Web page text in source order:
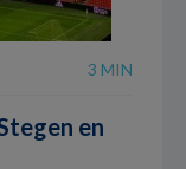
3 MIN
en